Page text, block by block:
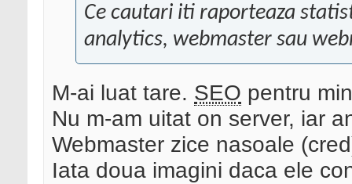
Ce cautari iti raporteaza
analytics, webmaster sau
M-ai luat tare. SEO pentru
Nu m-am uitat on server, iar
Webmaster zice nasoale
Iata doua imagini daca ele